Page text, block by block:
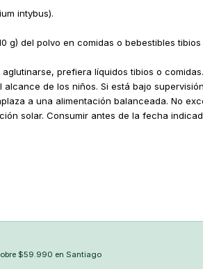
intybus).
g) del polvo en comidas o bebestibles
prefiera líquidos tibios o
de los niños. Si está bajo
a una alimentación balanceada. No
solar. Consumir antes de la fecha
$59.990 en Santiago